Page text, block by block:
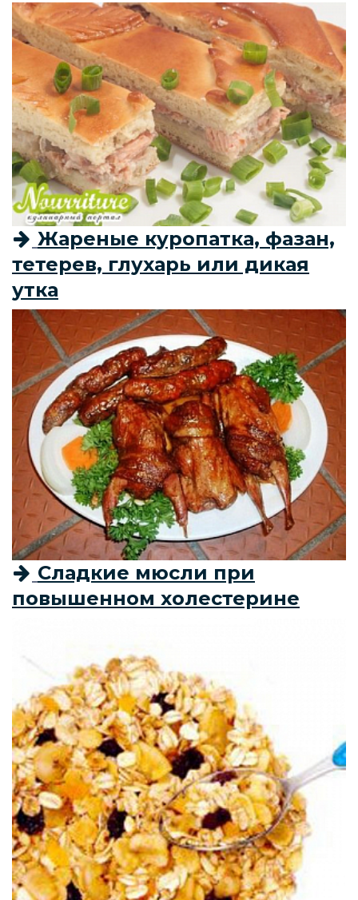
Жареные куропатка, фазан,
тетерев, глухарь или дикая
утка
Сладкие мюсли при
повышенном холестерине